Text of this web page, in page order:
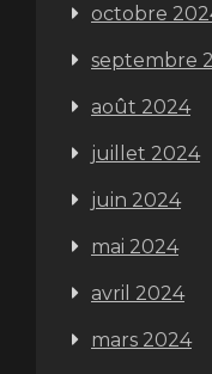
octobre
septembre
août 2024
juillet 2024
juin 2024
mai 2024
avril 2024
mars 2024